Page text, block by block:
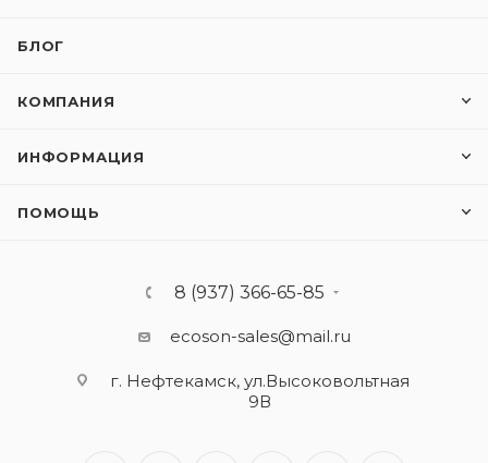
БЛОГ
КОМПАНИЯ
ИНФОРМАЦИЯ
ПОМОЩЬ
8 (937) 366-65-85
ecoson-sales@mail.ru
г. Нефтекамск, ул.Высоковольтная
9В